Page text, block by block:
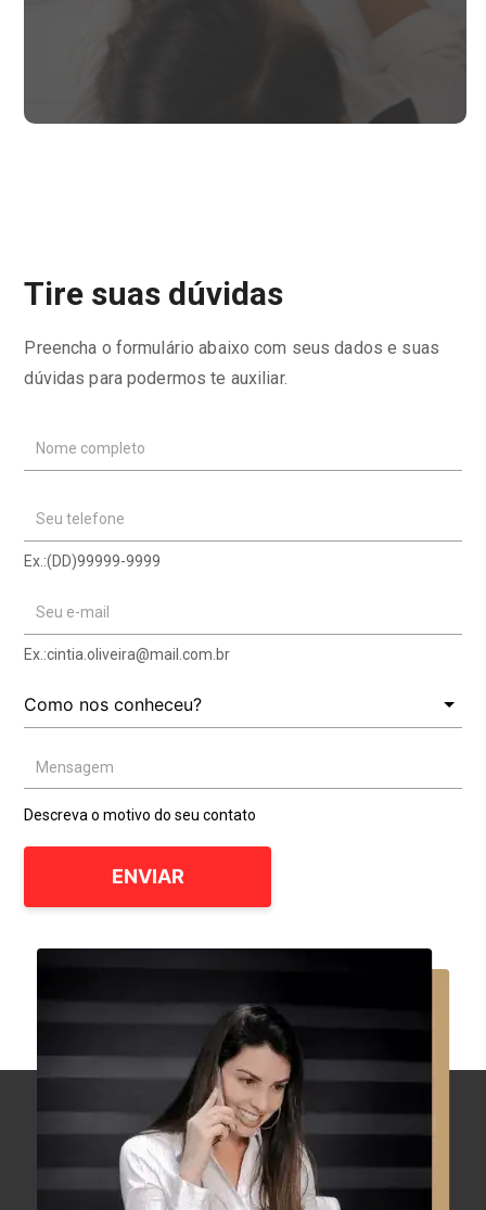
Tire suas dúvidas
Preencha o formulário abaixo com seus dados e suas
dúvidas para podermos te auxiliar.
Nome completo
Seu telefone
Ex.:(DD)99999-9999
Seu e-mail
Ex.:cintia.oliveira@mail.com.br
Mensagem
Descreva o motivo do seu contato
ENVIAR